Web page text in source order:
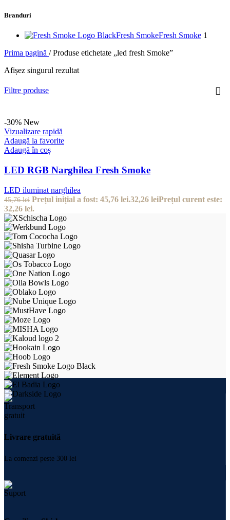
Branduri
Fresh SmokeFresh Smoke 1
Prima pagină / Produse etichetate „led fresh Smoke”
Afișez singurul rezultat
Filtre produse
-30% New
Vizualizare rapidă
Adaugă la favorite
Adaugă în coș
LED RGB Narghilea Fresh Smoke
LED iluminat narghilea
45,76lei Prețul inițial a fost: 45,76 lei.32,26 leiPrețul curent este:
32,26 lei.
Livrare gratuită
La comenzi peste 300 lei